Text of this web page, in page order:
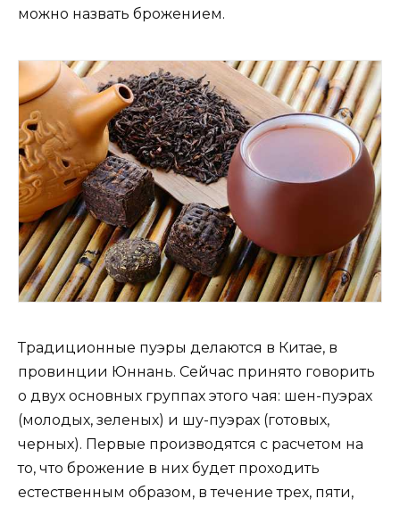
можно назвать брожением.
Традиционные пуэры делаются в Китае, в
провинции Юннань. Сейчас принято говорить
о двух основных группах этого чая: шен-пуэрах
(молодых, зеленых) и шу-пуэрах (готовых,
черных). Первые производятся с расчетом на
то, что брожение в них будет проходить
естественным образом, в течение трех, пяти,